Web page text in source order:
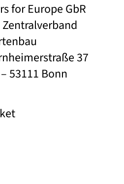
for Europe GbR
37
53111 Bonn